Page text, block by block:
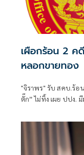
เผือกร้อน 2
หลอกขายทอง
"จิราพร" รับ สคบ.ร้อ
ตั๊ก” ไม่ทิ้ง เผย ปปง.